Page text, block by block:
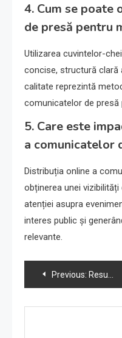
4. Cum se poate
de presă pentru
Utilizarea cuvintelor-
concise, structură clară
calitate reprezintă
comunicatelor de
5. Care este
a comunicatelor
Distribuția online a
obținerea unei
atenției asupra
interes public și
relevante.
Navigare
în
Previous: Resurse Pentru Antreprenori – Sansa ta de succes – Revista Antreprenorului